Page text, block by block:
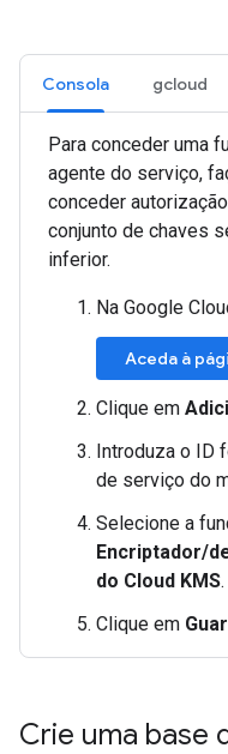
Consola gcloud
Para conceder uma
agente do serviço,
conceder
conjunto de chaves
inferior.
Na Google
Aceda à
Clique em
Introduza o ID
de serviço do
Selecione a
Encriptador/
do Cloud KMS.
Clique em
Crie uma base